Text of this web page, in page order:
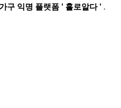
구 익명 플랫폼 ' 홀로알다 ' .